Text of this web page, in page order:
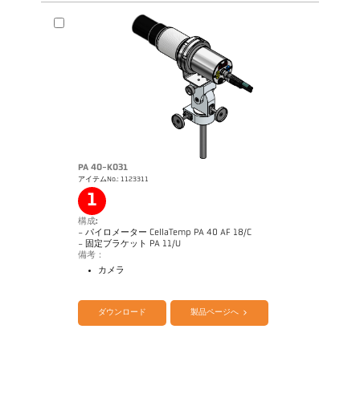
PA 40-K031
アイテムNo.: 1123311
1
構成:
- パイロメーター CellaTemp PA 40 AF 18/C
- 固定ブラケット PA 11/U
備考：
カメラ
ダウンロード 製品ページへ